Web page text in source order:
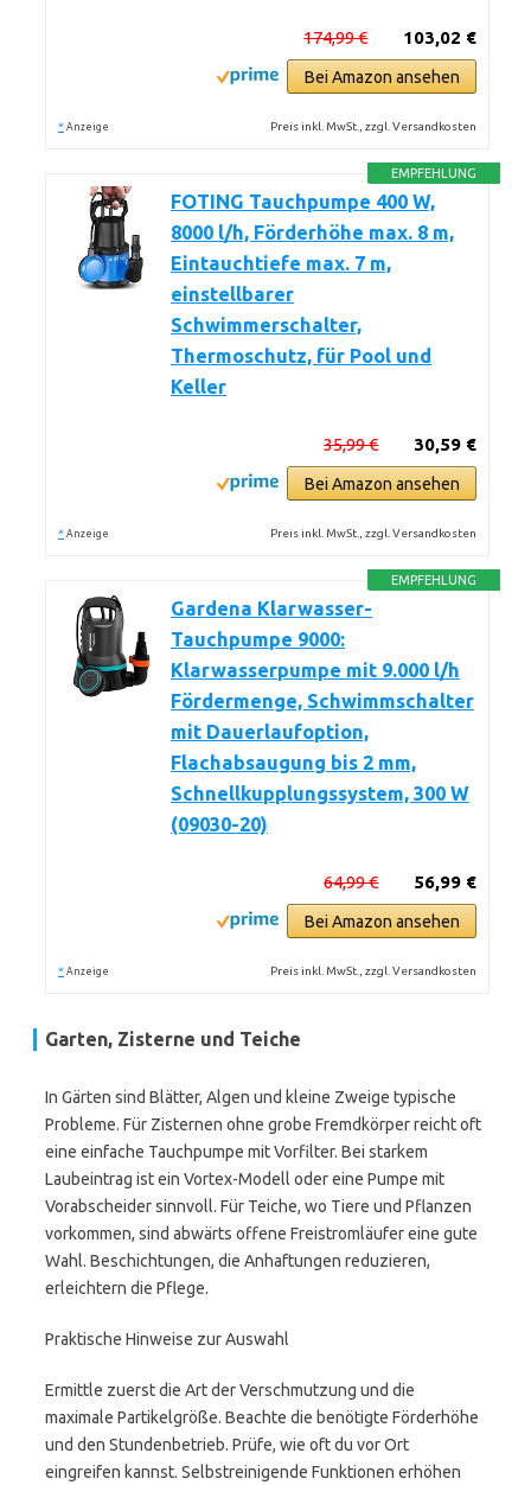
103,02 €
174,99 €
Bei Amazon ansehen
* Anzeige Preis inkl. MwSt., zzgl. Versandkosten
EMPFEHLUNG
FOTING Tauchpumpe 400 W,
8000 l/h, Förderhöhe max. 8 m,
Eintauchtiefe max. 7 m,
einstellbarer
Schwimmerschalter,
Thermoschutz, für Pool und
Keller
30,59 €
35,99 €
Bei Amazon ansehen
* Anzeige Preis inkl. MwSt., zzgl. Versandkosten
EMPFEHLUNG
Gardena Klarwasser-
Tauchpumpe 9000:
Klarwasserpumpe mit 9.000 l/h
Fördermenge, Schwimmschalter
mit Dauerlaufoption,
Flachabsaugung bis 2 mm,
Schnellkupplungssystem, 300 W
(09030-20)
56,99 €
64,99 €
Bei Amazon ansehen
* Anzeige Preis inkl. MwSt., zzgl. Versandkosten
Garten, Zisterne und Teiche
In Gärten sind Blätter, Algen und kleine Zweige typische
Probleme. Für Zisternen ohne grobe Fremdkörper reicht oft
eine einfache Tauchpumpe mit Vorfilter. Bei starkem
Laubeintrag ist ein Vortex-Modell oder eine Pumpe mit
Vorabscheider sinnvoll. Für Teiche, wo Tiere und Pflanzen
vorkommen, sind abwärts offene Freistromläufer eine gute
Wahl. Beschichtungen, die Anhaftungen reduzieren,
erleichtern die Pflege.
Praktische Hinweise zur Auswahl
Ermittle zuerst die Art der Verschmutzung und die
maximale Partikelgröße. Beachte die benötigte Förderhöhe
und den Stundenbetrieb. Prüfe, wie oft du vor Ort
eingreifen kannst. Selbstreinigende Funktionen erhöhen